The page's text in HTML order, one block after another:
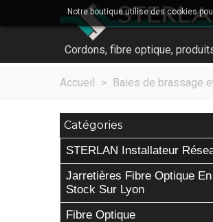
Cordons, fibre optique,
Notre boutique utilise des cookies
Accueil > Baies de brassage
Catégories
STERLAN Installateur
Jarretières Fibre Optique En
Stock Sur Lyon
Fibre Optique